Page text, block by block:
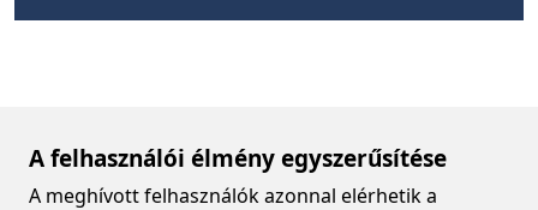
A felhasználói élmény egyszerűsítése
A meghívott felhasználók azonnal elérhetik a